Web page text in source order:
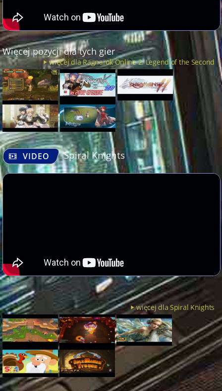
Więcej pozycji dla tych gier
więcej dla Ragnarok Online 2: Legend of the Second
VIDEO Spiral Knights
więcej dla Spiral Knights